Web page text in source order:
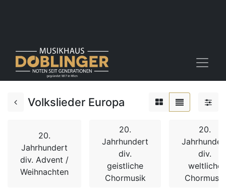
Volkslieder Europa
20.
Jahrhundert
div. Advent /
Weihnachten
20.
Jahrhundert
div.
geistliche
Chormusik
20.
div.
weltliche
Chormusik